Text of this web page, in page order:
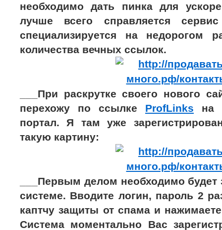
необходимо дать пинка для
лучше всего справляется
специализируется на недорогом
количества вечных ссылок.
___При раскрутке своего нового
перехожу по ссылке ProfLinks на
портал. Я там уже
такую картину:
___Первым делом необходимо будет
системе. Вводите логин, пароль 2
каптчу защиты от спама и
Система моментально Вас